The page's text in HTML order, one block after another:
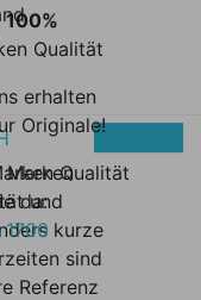
Qualität
100%
Qualität
erhalten
Originale!
Marken
und
kurze
sind
Referenz
da: